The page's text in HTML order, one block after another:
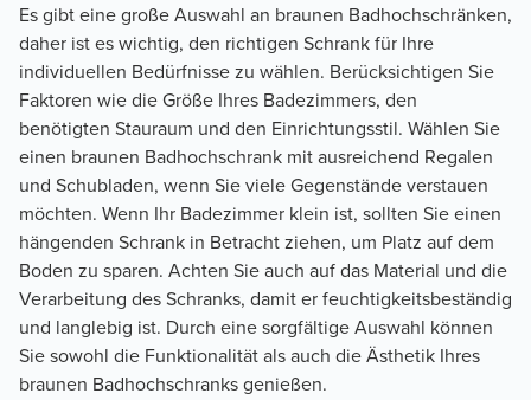
Es gibt eine große Auswahl an braunen Badhochschränken,
daher ist es wichtig, den richtigen Schrank für Ihre
individuellen Bedürfnisse zu wählen. Berücksichtigen Sie
Faktoren wie die Größe Ihres Badezimmers, den
benötigten Stauraum und den Einrichtungsstil. Wählen Sie
einen braunen Badhochschrank mit ausreichend Regalen
und Schubladen, wenn Sie viele Gegenstände verstauen
möchten. Wenn Ihr Badezimmer klein ist, sollten Sie einen
hängenden Schrank in Betracht ziehen, um Platz auf dem
Boden zu sparen. Achten Sie auch auf das Material und die
Verarbeitung des Schranks, damit er feuchtigkeitsbeständig
und langlebig ist. Durch eine sorgfältige Auswahl können
Sie sowohl die Funktionalität als auch die Ästhetik Ihres
braunen Badhochschranks genießen.